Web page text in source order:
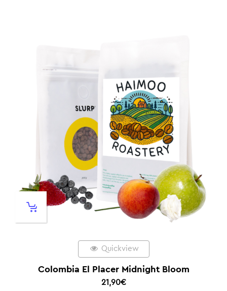
Quickview
Colombia El Placer Midnight Bloom
21,90€